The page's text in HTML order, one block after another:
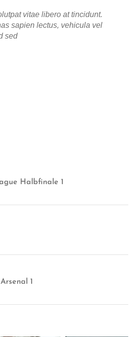
vitae libero at tincidunt.
sapien lectus, vehicula vel
sed
Halbfinale 1
1